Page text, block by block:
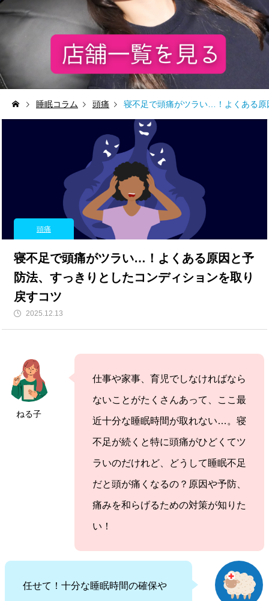
睡眠コラム 頭痛 寝不足で頭痛がツラい…！よくある
頭痛
寝不足で頭痛がツラい…！よくある原因と予
防法、すっきりとしたコンディションを取り
戻すコツ
2025.12.13
ねる子
仕事や家事、育児でしなければなら
ないことがたくさんあって、ここ最
近十分な睡眠時間が取れない…。寝
不足が続くと特に頭痛がひどくてツ
ラいのだけれど、どうして睡眠不足
だと頭が痛くなるの？原因や予防、
痛みを和らげるための対策が知りた
い！
任せて！十分な睡眠時間の確保や